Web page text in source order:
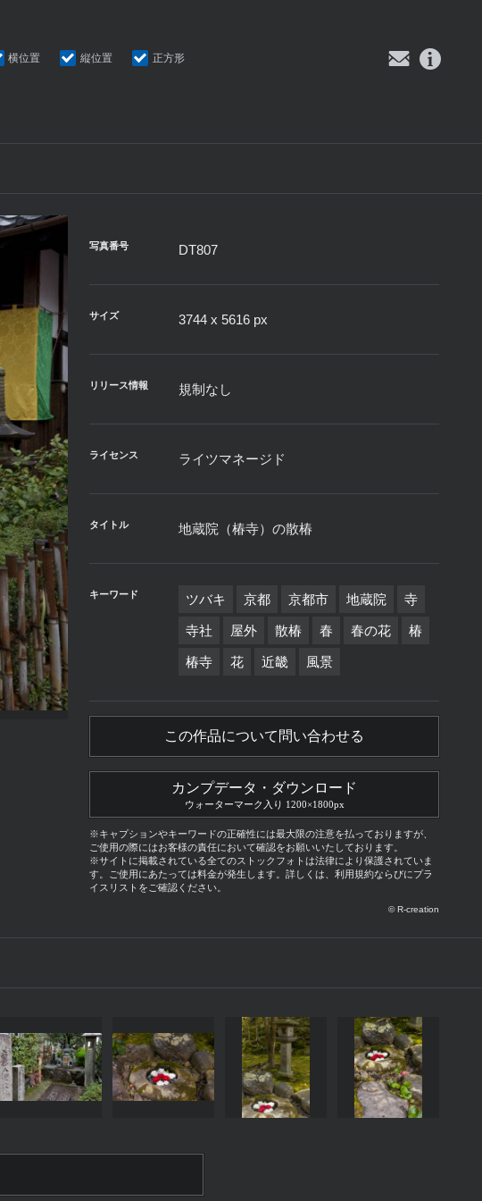
横位置 縦位置 正方形
写真番号 DT807
サイズ 3744 x 5616 px
リリース情報 規制なし
ライセンス ライツマネージド
タイトル 地蔵院（椿寺）の散椿
キーワード ツバキ 京都 京都市 地蔵院 寺
寺社 屋外 散椿 春 春の花 椿
椿寺 花 近畿 風景
この作品について問い合わせる
カンプデータ・ダウンロード
ウォーターマーク入り 1200×1800px
※キャプションやキーワードの正確性には最大限の注意を払っておりますが、
ご使用の際にはお客様の責任において確認をお願いいたしております。
※サイトに掲載されている全てのストックフォトは法律により保護されていま
す。ご使用にあたっては料金が発生します。詳しくは、利用規約ならびにプラ
イスリストをご確認ください。
© R-creation